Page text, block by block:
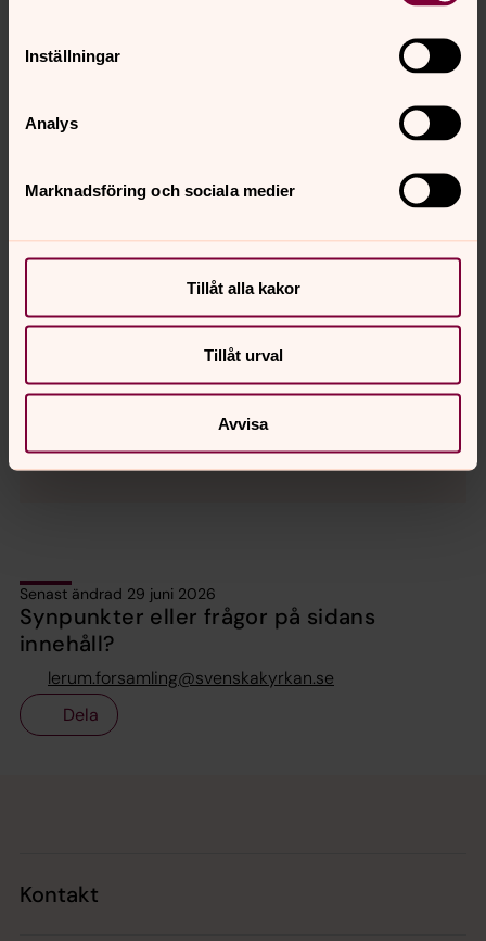
Inställningar
Analys
Marknadsföring och sociala medier
Tillåt alla kakor
Tillåt urval
Avvisa
Yvonne Carlsson
Organist, Församlingsverksamheten, Lerums
församling
E-post:yvonne.carlsson@svenskakyrkan.se
Senast ändrad 29 juni 2026
Synpunkter eller frågor på sidans
innehåll?
lerum.forsamling@svenskakyrkan.se
Dela
Kontakt